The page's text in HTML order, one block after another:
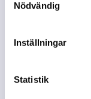
Nödvändig
Inställningar
Statistik